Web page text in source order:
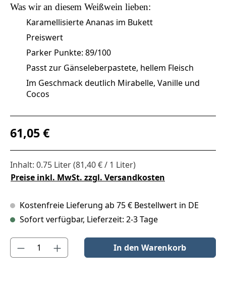
Was wir an diesem Weißwein lieben:
Karamellisierte Ananas im Bukett
Preiswert
Parker Punkte: 89/100
Passt zur Gänseleberpastete, hellem Fleisch
Im Geschmack deutlich Mirabelle, Vanille und
Cocos
Regulärer Preis:
61,05 €
Inhalt: 0.75 Liter(81,40 € / 1 Liter)
Preise inkl. MwSt. zzgl. Versandkosten
Kostenfreie Lieferung ab 75 € Bestellwert in DE
Sofort verfügbar, Lieferzeit: 2-3 Tage
Produkt Anzahl: Gib den gewünschten Wert ein oder benutze
In den Warenkorb